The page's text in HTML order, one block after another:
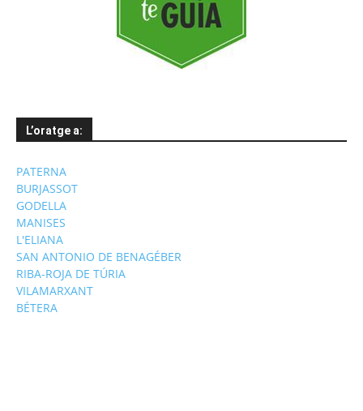
L’oratge a:
PATERNA
BURJASSOT
GODELLA
MANISES
L'ELIANA
SAN ANTONIO DE BENAGÉBER
RIBA-ROJA DE TÚRIA
VILAMARXANT
BÉTERA